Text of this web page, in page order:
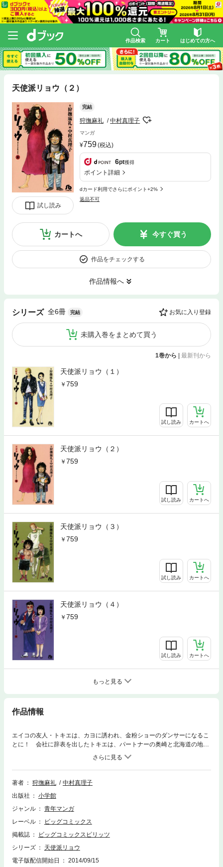
作品検索 カート はじめての方へ
天使派リョウ（２）
試し読み
完結
狩撫麻礼 中村真理子
マンガ
759(税込)
6pt獲得
ポイント詳細
dカード利用でさらにポイント+2%
返品不可
カートへ 今すぐ買う
作品をチェックする
作品情報へ
シリーズ 全6冊 完結 お気に入り登録
未購入巻をまとめて買う
1巻から | 最新刊から
天使派リョウ（１）
759
試し読み カートへ
天使派リョウ（２）
759
試し読み カートへ
天使派リョウ（３）
759
試し読み カートへ
天使派リョウ（４）
759
試し読み カートへ
もっと見る
作品情報
エイコの友人・トキエは、カヨに誘われ、金粉ショーのダンサーになるこ
とに！ 会社に辞表を出したトキエは、パートナーの奥崎と北海道の地で
著者 狩撫麻礼
中村真理子
出版社
小学館
ジャンル
青年マンガ
レーベル
ビッグコミックス
掲載誌
ビッグコミックスピリッツ
シリーズ
天使派リョウ
電子版配信開始日
2014/09/15